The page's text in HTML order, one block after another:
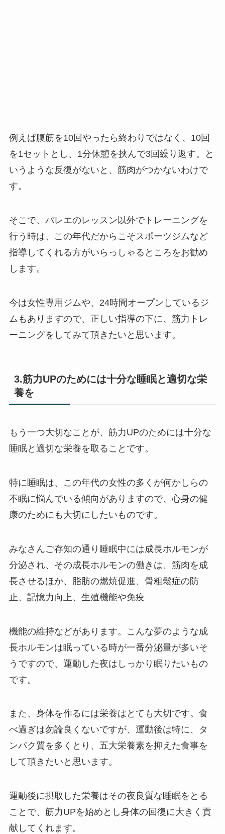
例えば腹筋を10回やったら終わりではなく、10回
を1セットとし、1分休憩を挟んで3回繰り返す。と
いうような反復がないと、筋肉がつかないわけで
す。
そこで、バレエのレッスン以外でトレーニングを
行う時は、この年代だからこそスポーツジムなど
指導してくれる方がいらっしゃるところをお勧め
します。
今は女性専用ジムや、24時間オープンしているジ
ムもありますので、正しい指導の下に、筋力トレ
ーニングをしてみて頂きたいと思います。
3.筋力UPのためには十分な睡眠と適切な栄
養を
もう一つ大切なことが、筋力UPのためには十分な
睡眠と適切な栄養を取ることです。
特に睡眠は、この年代の女性の多くが何かしらの
不眠に悩んでいる傾向がありますので、心身の健
康のためにも大切にしたいものです。
みなさんご存知の通り睡眠中には成長ホルモンが
分泌され、その成長ホルモンの働きは、筋肉を成
長させるほか、脂肪の燃焼促進、骨粗鬆症の防
止、記憶力向上、生殖機能や免疫
機能の維持などがあります。こんな夢のような成
長ホルモンは眠っている時が一番分泌量が多いそ
うですので、運動した夜はしっかり眠りたいもの
です。
また、身体を作るには栄養はとても大切です。食
べ過ぎは勿論良くないですが、運動後は特に、タ
ンパク質を多くとり、五大栄養素を抑えた食事を
して頂きたいと思います。
運動後に摂取した栄養はその夜良質な睡眠をとる
ことで、筋力UPを始めとし身体の回復に大きく貢
献してくれます。